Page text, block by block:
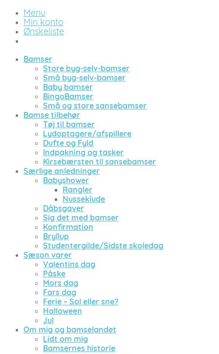
Menu
Min konto
Ønskeliste
Bamser
Store byg-selv-bamser
Små byg-selv-bamser
Baby bamser
BingoBamser
Små og store sansebamser
Bamse tilbehør
Tøj til bamser
Lydoptagere/afspillere
Dufte og Fyld
Indpakning og tasker
Kirsebærsten til sansebamser
Særlige anledninger
Babyshower
Rangler
Nusseklude
Dåbsgaver
Sig det med bamser
Konfirmation
Bryllup
Studentergilde/Sidste skoledag
Sæson varer
Valentins dag
Påske
Mors dag
Fars dag
Ferie – Sol eller sne?
Halloween
Jul
Om mig og bamselandet
Lidt om mig
Bamsernes historie